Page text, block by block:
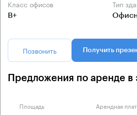
Класс офисов
B+
Тип
Позвонить Получить
Предложения по аренде в
Площадь Арендная